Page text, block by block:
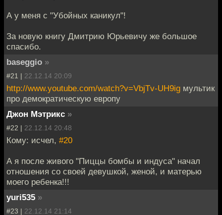
А у меня с "Убойных каникул"!
За новую книгу Дмитрию Юрьевичу же большое
спасибо.
baseggio »
#21 | 22.12.14 20:09
http://www.youtube.com/watch?v=VbjTv-UH9ig мультик
про демократическую европу
Джон Мэтрикс »
#22 | 22.12.14 20:48
Кому: исчел, #20
А я после живого "Пиццы бомбы и индуса" начал
отношения со своей девушкой, женой, и матерью
моего ребенка!!!
yuri535 »
#23 | 22.12.14 21:14